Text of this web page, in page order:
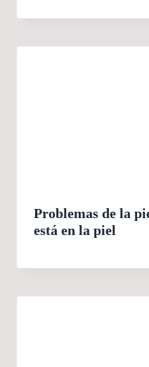
Problemas de la
está en la piel